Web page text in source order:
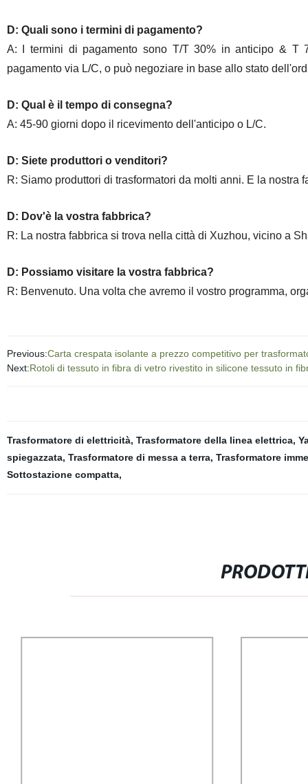
D: Quali sono i termini di pagamento?
A: I termini di pagamento sono T/T 30% in anticipo & T
pagamento via L/C, o può negoziare in base allo stato
D: Qual è il tempo di consegna?
A: 45-90 giorni dopo il ricevimento dell'anticipo o L/C.
D: Siete produttori o venditori?
R: Siamo produttori di trasformatori da molti anni. E la nostra
D: Dov'è la vostra fabbrica?
R: La nostra fabbrica si trova nella città di Xuzhou, vicino a
D: Possiamo visitare la vostra fabbrica?
R: Benvenuto. Una volta che avremo il vostro programma,
Previous:Carta crespata isolante a prezzo competitivo per
Next:Rotoli di tessuto in fibra di vetro rivestito in silicone tessuto in
Trasformatore di elettricità, Trasformatore della linea elettrica,
spiegazzata, Trasformatore di messa a terra, Trasformatore
Sottostazione compatta,